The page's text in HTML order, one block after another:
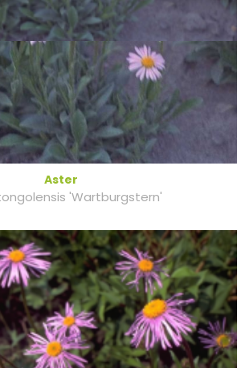
Aster
'Wartburgstern'